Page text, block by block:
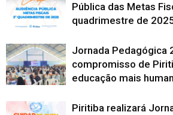
Pública das Metas
quadrimestre de
Jornada Pedagógica
compromisso de
educação mais
Piritiba realizará